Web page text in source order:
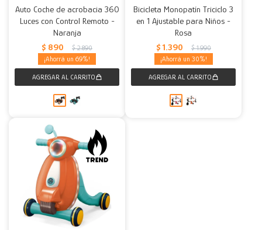
Auto Coche de acrobacia 360
Luces con Control Remoto -
Naranja
$ 890 $ 2.890
69
Bicicleta Monopatín Triciclo 3
en 1 Ajustable para Niños -
Rosa
$ 1.390 $ 1.990
30
Mesas
Calefactores
Acolchados y Frazadas
Fundas
Decoración
Accesorios para el hogar
Herramientas
Accesorios
Muebles Infantiles